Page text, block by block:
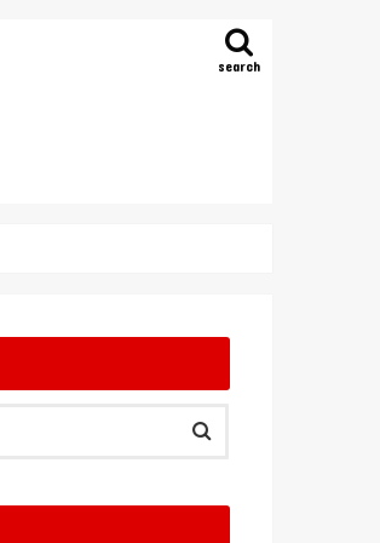
search